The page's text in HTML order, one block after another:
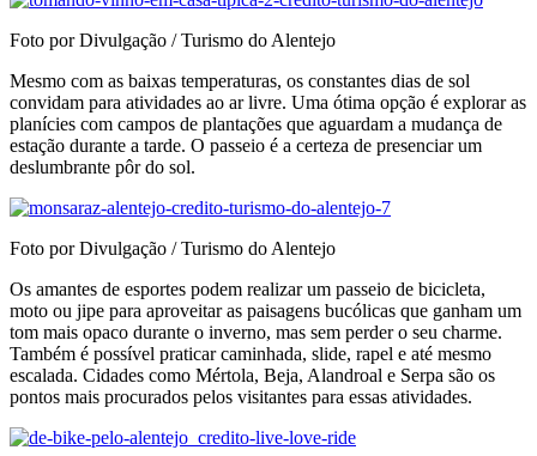
Foto por Divulgação / Turismo do Alentejo
Mesmo com as baixas temperaturas, os constantes dias de sol
convidam para atividades ao ar livre. Uma ótima opção é explorar as
planícies com campos de plantações que aguardam a mudança de
estação durante a tarde. O passeio é a certeza de presenciar um
deslumbrante pôr do sol.
Foto por Divulgação / Turismo do Alentejo
Os amantes de esportes podem realizar um passeio de bicicleta,
moto ou jipe para aproveitar as paisagens bucólicas que ganham um
tom mais opaco durante o inverno, mas sem perder o seu charme.
Também é possível praticar caminhada, slide, rapel e até mesmo
escalada. Cidades como Mértola, Beja, Alandroal e Serpa são os
pontos mais procurados pelos visitantes para essas atividades.